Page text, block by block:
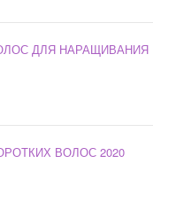
ДЛЯ НАРАЩИВАНИЯ
ВОЛОС 2020